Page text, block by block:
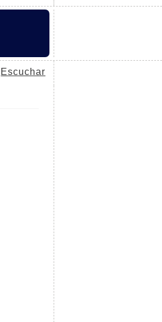
Escuchar